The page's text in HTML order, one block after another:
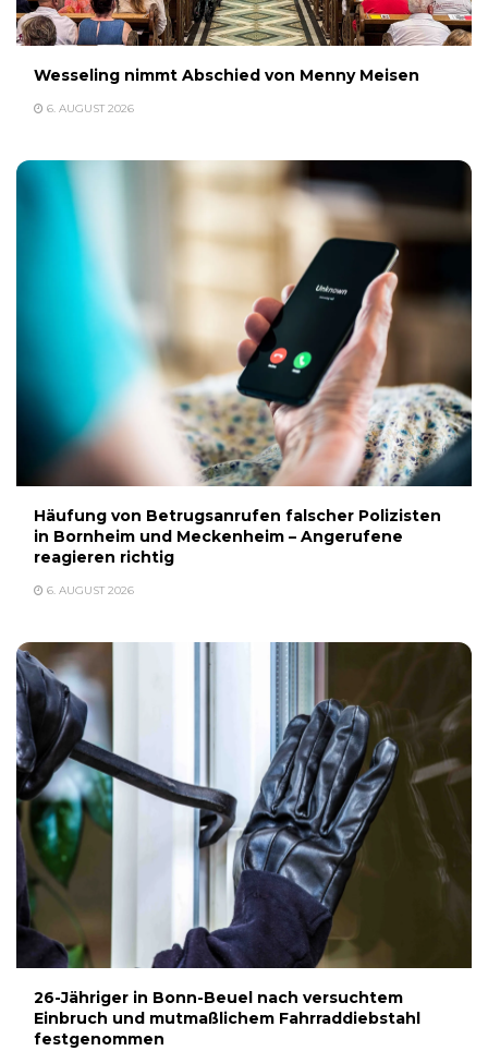
Wesseling nimmt Abschied von Menny Meisen
6. AUGUST 2026
Häufung von Betrugsanrufen falscher Polizisten
in Bornheim und Meckenheim – Angerufene
reagieren richtig
6. AUGUST 2026
26-Jähriger in Bonn-Beuel nach versuchtem
Einbruch und mutmaßlichem Fahrraddiebstahl
festgenommen